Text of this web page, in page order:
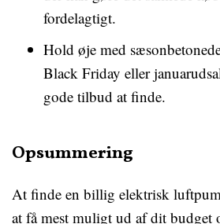
fordelagtigt.
Hold øje med
Black Friday eller
gode tilbud at finde.
Opsummering
At finde en billig elektrisk
at få mest muligt ud af dit budget